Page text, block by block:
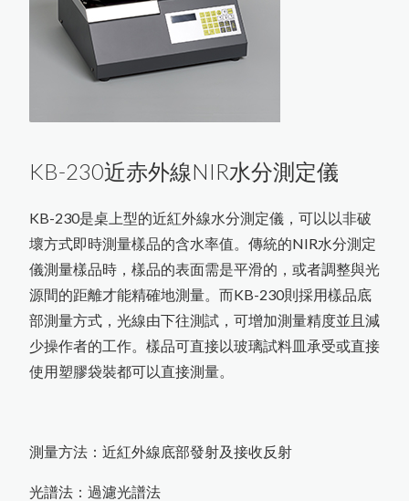
技
日
本
K
E
T
T
水
分
計
台
灣
區
總
代
理
商
-
-
-
-
中
燦
科
英
國
R
H
O
P
O
I
N
T
光
澤
度
計
台
灣
區
總
代
理
-
-
-
-
中
燦
科
技
美
國
D
e
F
e
l
s
k
o
台
灣
區
P
R
I
M
E
主
要
代
理
商
-
-
-
-
-
中
燦
科
技
紅外線水分計
木材水分計
茶葉水分計
穀類水分計
混凝土水分計
其它水分計
近赤外線NIR水分測定儀
近赤外線NIR成分分析儀
膜
厚
計
及
電
鍍
塗
裝
檢
測
儀
日本KETT 手持式膜厚計
美國PosiTector塗裝膜厚計
美國DeFelsko塗裝檢測儀器
電解式及其他膜厚計
附著力及百格測試儀
塗膜鉛筆硬度計
針孔測試儀
噴砂及表面檢測設備
MFFT 最低成膜溫度儀
油漆塗料相關檢測儀器
光澤度計及光學檢測儀器英國RHOPOINT 光澤度計
色差分析儀器
農業相關檢測儀器農產專用水分計
小型精米器Pearlest
精米白度計C-600
適期收割判定器OT-300
電動脫殼器TR-270
金
屬
探
測
及
工
程
相
關
檢
測
儀
器
混凝土及水泥相關測試儀器
道路及瀝青相關檢測儀器
品管分析相關檢測設備
鹽水噴霧試驗機
超音波測厚儀
表面粗度儀
摩擦係數計
韋伯硬度計 & 巴可硬度計
洛氏硬度試驗機
橡膠硬度計
精密切割機
拉壓力計
耐磨耗試驗機
其他綜合儀器
紅外線測溫器
數字式溫度計
溫濕度計 / 露點計
水份計
PH 酸鹼度計
電導度計
水質檢測儀器
氣體偵測器
風速計
噪音計
使
用
P
o
s
i
T
e
c
t
o
r
G
L
S
光
澤
度
儀
測
量
光
澤
日本KETT 會長與夫人來訪
微小測孔光澤度計的應用
如何測量曲面的光澤度？
磁
性
式
膜
厚
計
測
量
鐵
鍍
鋅
厚
度
的
方
法
OPC有機感光鼓塗層損耗測量
如何測量不鏽鋼上的塗層厚度
渦電流膜厚計的測量原理
印
刷
電
路
板
上
的
保
護
塗
層
厚
度
測
電磁式膜厚計的測量原理
美
國
D
e
F
el
s
k
o
台
灣
區
授
權
服
務
中
聯絡我們
KB-230近赤外線NIR水分測定儀
KB-230是桌上型的近紅外線水分測定儀，可以以非破
壞方式即時測量樣品的含水率值。傳統的NIR水分測定
儀測量樣品時，樣品的表面需是平滑的，或者調整與光
源間的距離才能精確地測量。而KB-230則採用樣品底
部測量方式，光線由下往測試，可增加測量精度並且減
少操作者的工作。樣品可直接以玻璃試料皿承受或直接
使用塑膠袋裝都可以直接測量。
測量方法：近紅外線底部發射及接收反射
光譜法：過濾光譜法